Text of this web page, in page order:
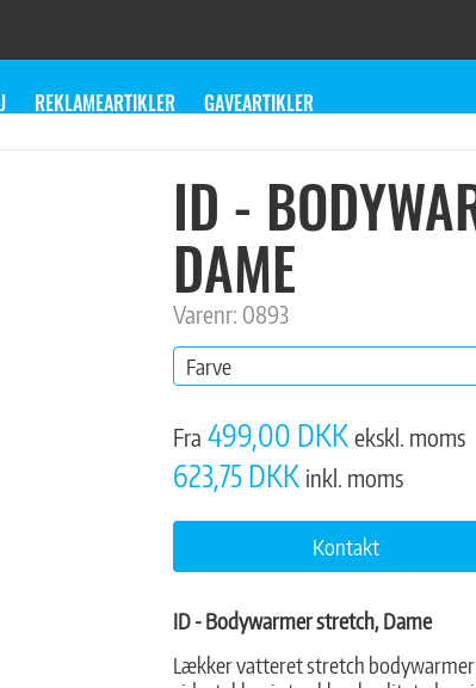
REKLAMEARTIKLER GAVEARTIKLER
ID -
DAME
Varenr: 0893
Farve
Fra 499,00 DKKekskl. moms
623,75 DKK inkl. moms
Kontakt
ID - Bodywarmer stretch, Dame
Lækker vatteret stretch